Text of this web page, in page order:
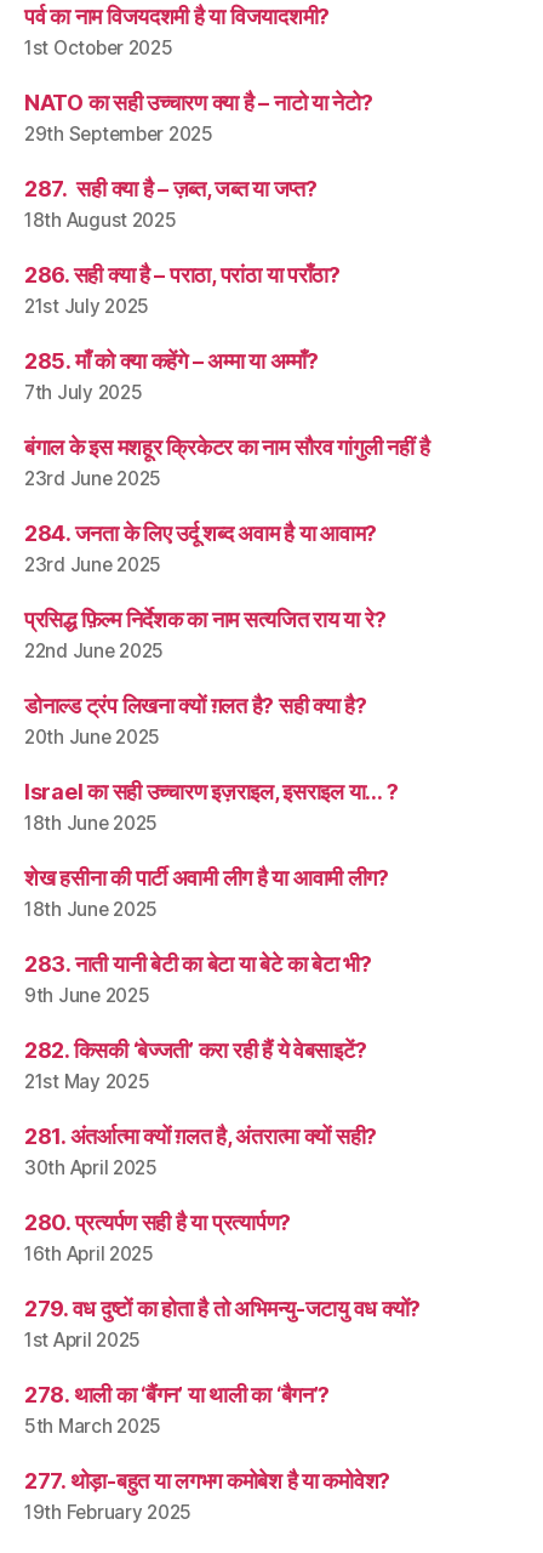
पर्व का नाम विजयदशमी है या विजयादशमी?
1st October 2025
NATO का सही उच्चारण क्या है – नाटो या नेटो?
29th September 2025
287. सही क्या है – ज़ब्त, जब्त या जप्त?
18th August 2025
286. सही क्या है – पराठा, परांठा या पराँठा?
21st July 2025
285. माँ को क्या कहेंगे – अम्मा या अम्माँ?
7th July 2025
बंगाल के इस मशहूर क्रिकेटर का नाम सौरव गांगुली नहीं है
23rd June 2025
284. जनता के लिए उर्दू शब्द अवाम है या आवाम?
23rd June 2025
प्रसिद्ध फ़िल्म निर्देशक का नाम सत्यजित राय या रे?
22nd June 2025
डोनाल्ड ट्रंप लिखना क्यों ग़लत है? सही क्या है?
20th June 2025
Israel का सही उच्चारण इज़राइल, इसराइल या… ?
18th June 2025
शेख हसीना की पार्टी अवामी लीग है या आवामी लीग?
18th June 2025
283. नाती यानी बेटी का बेटा या बेटे का बेटा भी?
9th June 2025
282. किसकी ‘बेज्जती’ करा रही हैं ये वेबसाइटें?
21st May 2025
281. अंतर्आत्मा क्यों ग़लत है, अंतरात्मा क्यों सही?
30th April 2025
280. प्रत्यर्पण सही है या प्रत्यार्पण?
16th April 2025
279. वध दुष्टों का होता है तो अभिमन्यु-जटायु वध क्यों?
1st April 2025
278. थाली का ‘बैंगन’ या थाली का ‘बैगन’?
5th March 2025
277. थोड़ा-बहुत या लगभग कमोबेश है या कमोवेश?
19th February 2025